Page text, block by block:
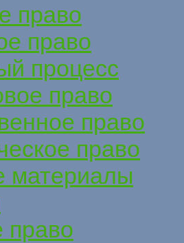
право
право
процесс
право
право
право
материалы
право